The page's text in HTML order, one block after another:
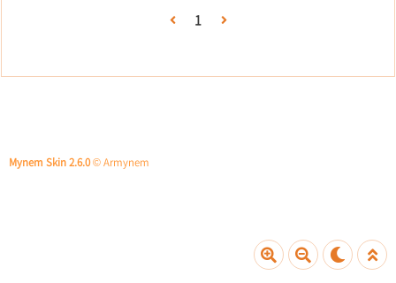
공: H빔 BOX빔등 철골의 가공 , 조립 및 해체등의 작업
1
Mynem Skin 2.6.0© Armynem